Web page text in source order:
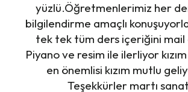
yüzlü.Öğretmenlerimiz her
bilgilendirme amaçlı
tek tek tüm ders içeriğini mail
Piyano ve resim ile ilerliyor
en önemlisi kızım mutlu
Teşekkürler martı sanat